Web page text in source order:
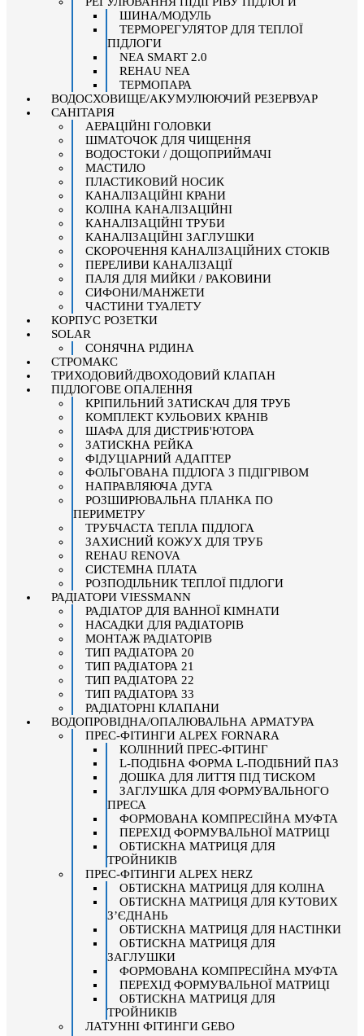
ШИНА/МОДУЛЬ
ТЕРМОРЕГУЛЯТОР ДЛЯ ТЕПЛОЇ
ПІДЛОГИ
NEA SMART 2.0
REHAU NEA
ТЕРМОПАРА
ВОДОСХОВИЩЕ/АКУМУЛЮЮЧИЙ РЕЗЕРВУАР
САНІТАРІЯ
АЕРАЦІЙНІ ГОЛОВКИ
ШМАТОЧОК ДЛЯ ЧИЩЕННЯ
ВОДОСТОКИ / ДОЩОПРИЙМАЧІ
МАСТИЛО
ПЛАСТИКОВИЙ НОСИК
КАНАЛІЗАЦІЙНІ КРАНИ
КОЛІНА КАНАЛІЗАЦІЙНІ
КАНАЛІЗАЦІЙНІ ТРУБИ
КАНАЛІЗАЦІЙНІ ЗАГЛУШКИ
СКОРОЧЕННЯ КАНАЛІЗАЦІЙНИХ СТОКІВ
ПЕРЕЛИВИ КАНАЛІЗАЦІЇ
ПАЛЯ ДЛЯ МИЙКИ / РАКОВИНИ
СИФОНИ/МАНЖЕТИ
ЧАСТИНИ ТУАЛЕТУ
КОРПУС РОЗЕТКИ
SOLAR
СОНЯЧНА РІДИНА
СТРОМАКС
ТРИХОДОВИЙ/ДВОХОДОВИЙ КЛАПАН
ПІДЛОГОВЕ ОПАЛЕННЯ
КРІПИЛЬНИЙ ЗАТИСКАЧ ДЛЯ ТРУБ
КОМПЛЕКТ КУЛЬОВИХ КРАНІВ
ШАФА ДЛЯ ДИСТРИБ'ЮТОРА
ЗАТИСКНА РЕЙКА
ФІДУЦІАРНИЙ АДАПТЕР
ФОЛЬГОВАНА ПІДЛОГА З ПІДІГРІВОМ
НАПРАВЛЯЮЧА ДУГА
РОЗШИРЮВАЛЬНА ПЛАНКА ПО
ПЕРИМЕТРУ
ТРУБЧАСТА ТЕПЛА ПІДЛОГА
ЗАХИСНИЙ КОЖУХ ДЛЯ ТРУБ
REHAU RENOVA
СИСТЕМНА ПЛАТА
РОЗПОДІЛЬНИК ТЕПЛОЇ ПІДЛОГИ
РАДІАТОРИ VIESSMANN
РАДІАТОР ДЛЯ ВАННОЇ КІМНАТИ
НАСАДКИ ДЛЯ РАДІАТОРІВ
МОНТАЖ РАДІАТОРІВ
ТИП РАДІАТОРА 20
ТИП РАДІАТОРА 21
ТИП РАДІАТОРА 22
ТИП РАДІАТОРА 33
РАДІАТОРНІ КЛАПАНИ
ВОДОПРОВІДНА/ОПАЛЮВАЛЬНА АРМАТУРА
ПРЕС-ФІТИНГИ ALPEX FORNARA
КОЛІННИЙ ПРЕС-ФІТИНГ
L-ПОДІБНА ФОРМА L-ПОДІБНИЙ ПАЗ
ДОШКА ДЛЯ ЛИТТЯ ПІД ТИСКОМ
ЗАГЛУШКА ДЛЯ ФОРМУВАЛЬНОГО
ПРЕСА
ФОРМОВАНА КОМПРЕСІЙНА МУФТА
ПЕРЕХІД ФОРМУВАЛЬНОЇ МАТРИЦІ
ОБТИСКНА МАТРИЦЯ ДЛЯ
ТРОЙНИКІВ
ПРЕС-ФІТИНГИ ALPEX HERZ
ОБТИСКНА МАТРИЦЯ ДЛЯ КОЛІНА
ОБТИСКНА МАТРИЦЯ ДЛЯ КУТОВИХ
З’ЄДНАНЬ
ОБТИСКНА МАТРИЦЯ ДЛЯ НАСТІНКИ
ОБТИСКНА МАТРИЦЯ ДЛЯ
ЗАГЛУШКИ
ФОРМОВАНА КОМПРЕСІЙНА МУФТА
ПЕРЕХІД ФОРМУВАЛЬНОЇ МАТРИЦІ
ОБТИСКНА МАТРИЦЯ ДЛЯ
ТРОЙНИКІВ
ЛАТУННІ ФІТИНГИ GEBO